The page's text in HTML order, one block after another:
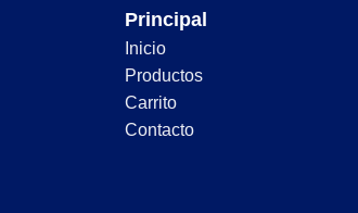
Principal
Inicio
Productos
Carrito
Contacto